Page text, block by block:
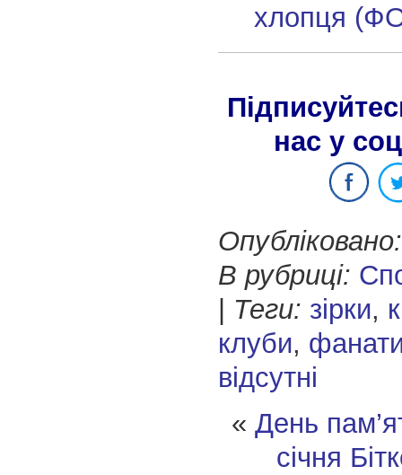
хлопця
нас у
Опубліковано:
В рубриці:
Теги: зірки,
клуби,
відсутні
«День
січня